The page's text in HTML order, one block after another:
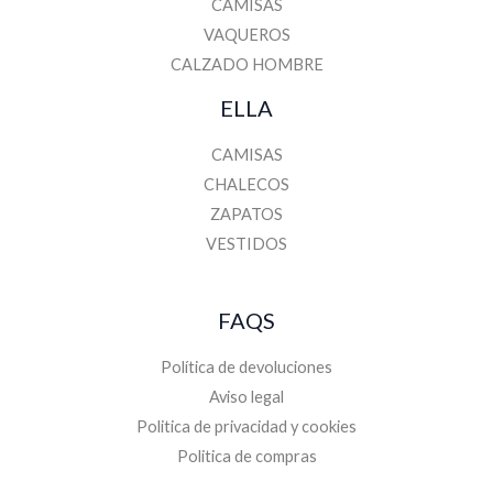
CAMISAS
VAQUEROS
CALZADO HOMBRE
ELLA
CAMISAS
CHALECOS
ZAPATOS
VESTIDOS
FAQS
Política de devoluciones
Aviso legal
Politica de privacidad y cookies
Politica de compras